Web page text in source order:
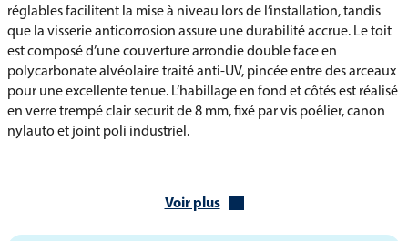
réglables facilitent la mise à niveau lors de l’installation, tandis
que la visserie anticorrosion assure une durabilité accrue. Le toit
est composé d’une couverture arrondie double face en
polycarbonate alvéolaire traité anti-UV, pincée entre des arceaux
pour une excellente tenue. L’habillage en fond et côtés est réalisé
en verre trempé clair securit de 8 mm, fixé par vis poêlier, canon
nylauto et joint poli industriel.
Structure en bois traité autoclave
Voir plus